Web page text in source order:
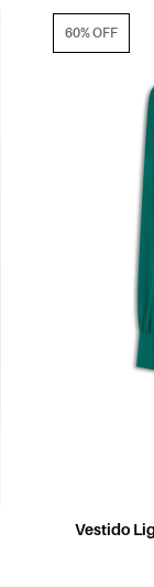
Bata
64% OFF